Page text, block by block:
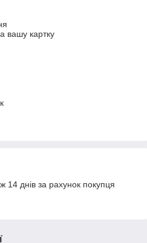
вашу картку
14 днів за рахунок покупця